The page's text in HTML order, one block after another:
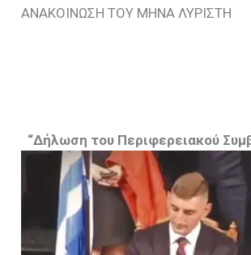
ΑΝΑΚΟΙΝΩΣΗ ΤΟΥ ΜΗΝΑ ΛΥΡΙΣΤΗ
“Δήλωση του Περιφερειακού